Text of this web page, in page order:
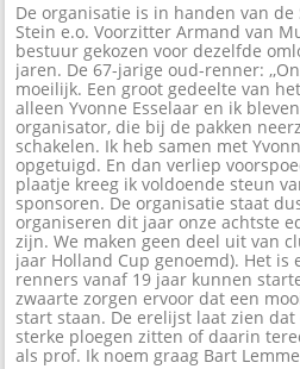
De organisatie is in handen van
Stein e.o. Voorzitter Armand van
bestuur gekozen voor dezelfde
jaren. De 67-jarige oud-renner:
moeilijk. Een groot gedeelte van
alleen Yvonne Esselaar en ik
organisator, die bij de pakken
schakelen. Ik heb samen met
opgetuigd. En dan verliep
plaatje kreeg ik voldoende steun
sponsoren. De organisatie staat
organiseren dit jaar onze achtste
zijn. We maken geen deel uit van
jaar Holland Cup genoemd). Het
renners vanaf 19 jaar kunnen
zwaarte zorgen ervoor dat een
start staan. De erelijst laat zien
sterke ploegen zitten of daarin
als prof. Ik noem graag Bart